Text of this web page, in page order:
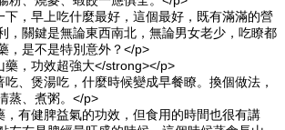
下，早上吃什麼最好，這個最好，既有滿滿的營
，關鍵是無論東西南北，無論男女老少，吃瞭都
，是不是特別意外？</p>
藥，功效超強大</strong></p>
、煲湯吃，什麼時候變成早餐瞭。換個做法，
蒸、煮粥。</p>
，有健脾益氣的功效，但食用的時間也很有講